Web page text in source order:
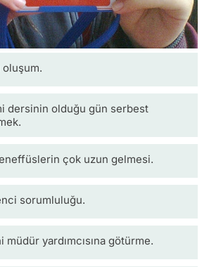
oluşum.
dersinin olduğu gün serbest
çok uzun gelmesi.
sorumluluğu.
müdür yardımcısına götürme.